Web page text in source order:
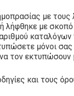
με
λήφθηκε με
καταλόγων
μόνοι
τον εκτυπώσουν
και τους